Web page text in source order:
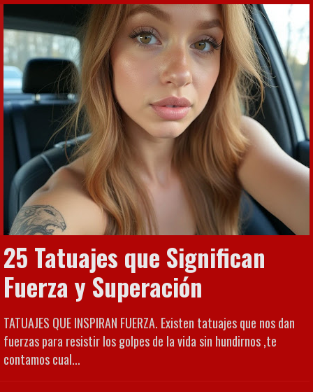
25 Tatuajes que Significan
Fuerza y Superación
TATUAJES QUE INSPIRAN FUERZA. Existen tatuajes que nos dan
fuerzas para resistir los golpes de la vida sin hundirnos ,te
contamos cual...